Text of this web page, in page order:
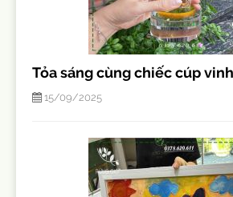
Tỏa sáng cùng chiếc cúp
15/09/2025